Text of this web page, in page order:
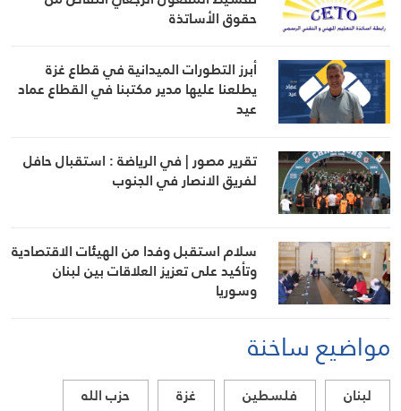
حقوق الأساتذة
أبرز التطورات الميدانية في قطاع غزة
يطلعنا عليها مدير مكتبنا في القطاع عماد
عيد
تقرير مصور | في الرياضة : استقبال حافل
لفريق الانصار في الجنوب
سلام استقبل وفدا من الهيئات الاقتصادية
وتأكيد على تعزيز العلاقات بين لبنان
وسوريا
مواضيع ساخنة
لبنان فلسطين غزة
حزب الله